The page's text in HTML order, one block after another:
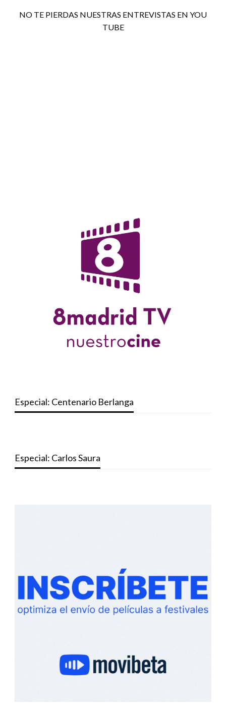
NO TE PIERDAS NUESTRAS ENTREVISTAS EN YOU
TUBE
Especial: Centenario Berlanga
Especial: Carlos Saura